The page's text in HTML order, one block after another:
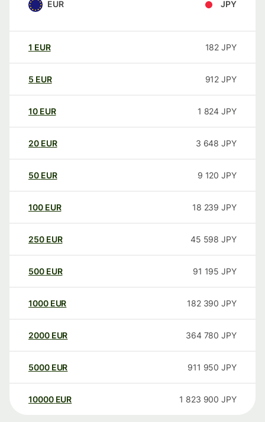
EUR JPY
1 EUR 182 JPY
5 EUR 912 JPY
10 EUR 1 824 JPY
20 EUR 3 648 JPY
50 EUR 9 120 JPY
100 EUR 18 239 JPY
250 EUR 45 598 JPY
500 EUR 91 195 JPY
1000 EUR 182 390 JPY
2000 EUR 364 780 JPY
5000 EUR 911 950 JPY
10000 EUR 1 823 900 JPY